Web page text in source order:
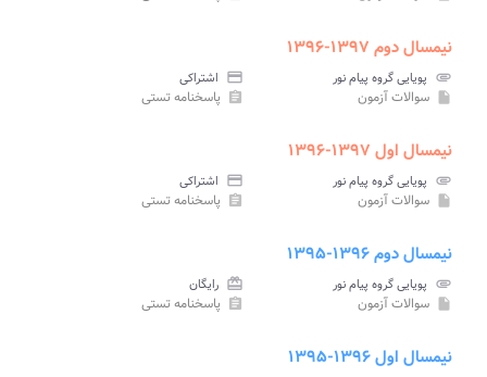
نیمسال دوم ۱۳۹۷-۱۳۹۶
attachment پویایی گروه پیام نور credit_card اشتراکی
insert_drive_file سوالات آزمون assignment پاسخنامه تستی
نیمسال اول ۱۳۹۷-۱۳۹۶
attachment پویایی گروه پیام نور credit_card اشتراکی
insert_drive_file سوالات آزمون assignment پاسخنامه تستی
نیمسال دوم ۱۳۹۶-۱۳۹۵
attachment پویایی گروه پیام نور card_giftcard رایگان
insert_drive_file سوالات آزمون assignment پاسخنامه تستی
نیمسال اول ۱۳۹۶-۱۳۹۵